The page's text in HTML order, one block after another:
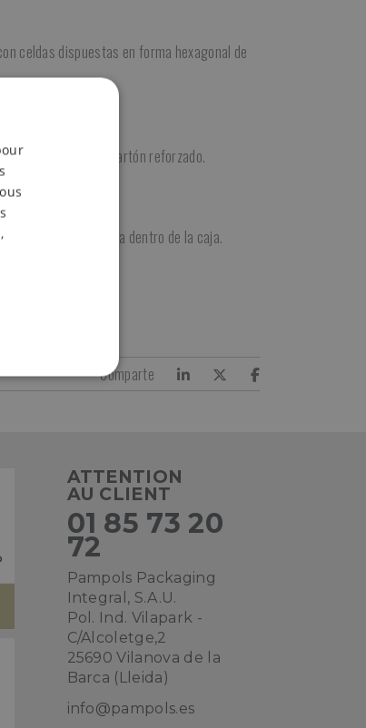
celdas dispuestas en forma hexagonal de
cajas buschel de cartón reforzado.
de alveolos con fruta dentro de la caja.
Comparte
ATTENTION
AU CLIENT
01 85 73 20
72
Pampols Packaging
Integral, S.A.U.
Pol. Ind. Vilapark -
C/Alcoletge,2
25690 Vilanova de la
Barca (Lleida)
info@pampols.es